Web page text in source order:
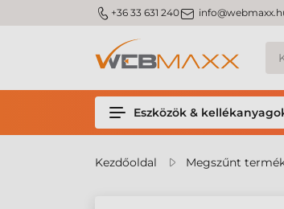
m_phone +36 33 631 240m_email
Eszközök &
Kezdőoldal Megszűnt